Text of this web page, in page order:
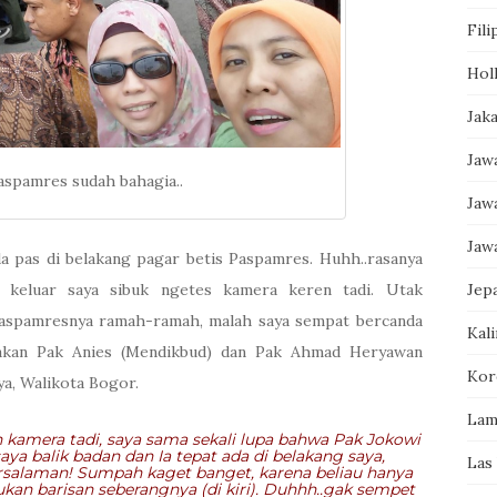
sudah bahagia..
pas di belakang pagar betis Paspamres. Huhh..rasanya
saya sibuk ngetes kamera keren tadi. Utak
ramah-ramah, malah saya sempat bercanda
Pak Anies (Mendikbud) dan Pak Ahmad Heryawan
Walikota Bogor.
tadi, saya sama sekali lupa bahwa Pak Jokowi
balik badan dan Ia tepat ada di belakang saya,
Sumpah kaget banget, karena beliau hanya
barisan seberangnya (di kiri). Duhhh..gak sempet
Las